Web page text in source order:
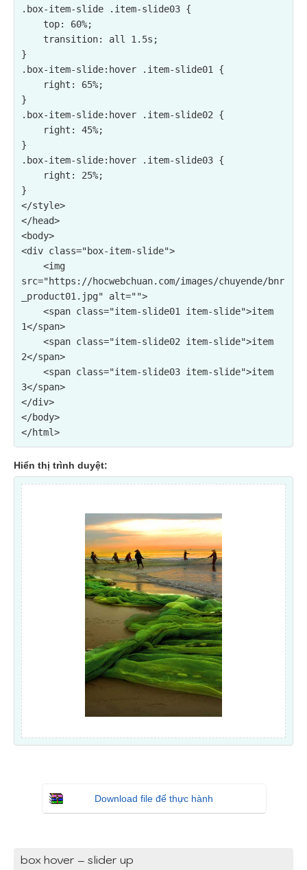
.box-item-slide .item-slide03 {
}
.box-item-slide:hover .item-slide01 {
}
.box-item-slide:hover .item-slide02 {
}
.box-item-slide:hover .item-slide03 {
}
</style>
</head>
<body>
<div class="box-item-slide">
src="https://hocwebchuan.com/images/chuyende/bnr
_product01.jpg" alt="">
1</span>
2</span>
3</span>
</div>
</body>
Hiển thị trình duyệt:
Download file để thực hành
box hover – slider up